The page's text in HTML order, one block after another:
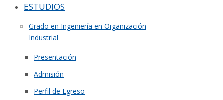
ESTUDIOS
Grado en Ingeniería en Organización
Industrial
Presentación
Admisión
Perfil de Egreso